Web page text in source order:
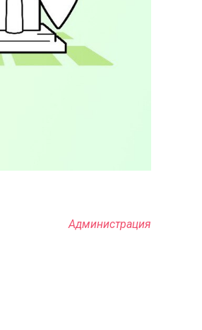
Администрация